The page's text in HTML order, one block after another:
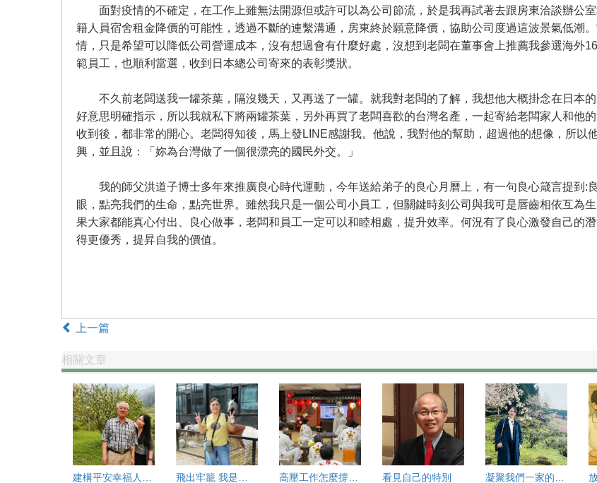
面對疫情的不確定，在工作上雖無法開源但或許可以為公司節流，於是我再試著去跟房東洽談辦公室
籍人員宿舍租金降價的可能性，透過不斷的連繫溝通，房東終於願意降價，協助公司度過這波景氣低潮
情，只是希望可以降低公司營運成本，沒有想過會有什麼好處，沒想到老闆在董事會上推薦我參選海外
範員工，也順利當選，收到日本總公司寄來的表彰獎狀。
不久前老闆送我一罐茶葉，隔沒幾天，又再送了一罐。就我對老闆的了解，我想他大概掛念在日本
好意思明確指示，所以我就私下將兩罐茶葉，另外再買了老闆喜歡的台灣名產，一起寄給老闆家人和他
收到後，都非常的開心。老闆得知後，馬上發LINE感謝我。他說，我對他的幫助，超過他的想像，所以
興，並且說：「妳為台灣做了一個很漂亮的國民外交。」
我的師父洪道子博士多年來推廣良心時代運動，今年送給弟子的良心月曆上，有一句良心箴言提到:
眼，點亮我們的生命，點亮世界。雖然我只是一個公司小員工，但關鍵時刻公司與我可是唇齒相依互為
果大家都能真心付出、良心做事，老闆和員工一定可以和睦相處，提升效率。何況有了良心激發自己的
得更優秀，提昇自我的價值。
上一篇
相關文章
高壓工作怎麼撐？資深空服員陳白菁分享解方 看見自己的特別